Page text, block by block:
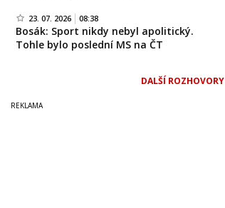
23. 07. 2026 08:38
Bosák: Sport nikdy nebyl apolitický.
Tohle bylo poslední MS na ČT
DALŠÍ ROZHOVORY